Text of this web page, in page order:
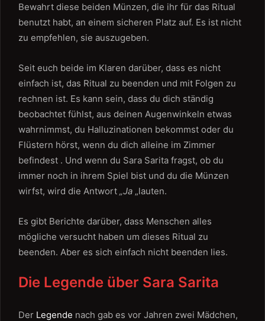
Bewahrt diese beiden Münzen, die ihr für das Ritual
benutzt habt, an einem sicheren Platz auf. Es ist nicht
zu empfehlen, sie auszugeben.
Seit euch beide im Klaren darüber, dass es nicht
einfach ist, das Ritual zu beenden und mit Folgen zu
rechnen ist. Es kann sein, dass du dich ständig
beobachtet fühlst, aus deinen Augenwinkeln etwas
wahrnimmst, du Halluzinationen bekommst oder du
Flüstern hörst, wenn du dich alleine im Zimmer
befindest . Und wenn du Sara Sarita fragst, ob du
immer noch in ihrem Spiel bist und du die Münzen
wirfst, wird die Antwort „Ja „lauten.
Es gibt Berichte darüber, dass Menschen alles
mögliche versucht haben um dieses Ritual zu
beenden. Aber es sich einfach nicht beenden lies.
Die Legende über Sara Sarita
Der Legende nach gab es vor Jahren zwei Mädchen,